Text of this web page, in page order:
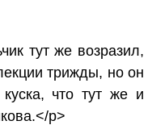
тут же возразил,
трижды, но он
куска, что тут же и
p>